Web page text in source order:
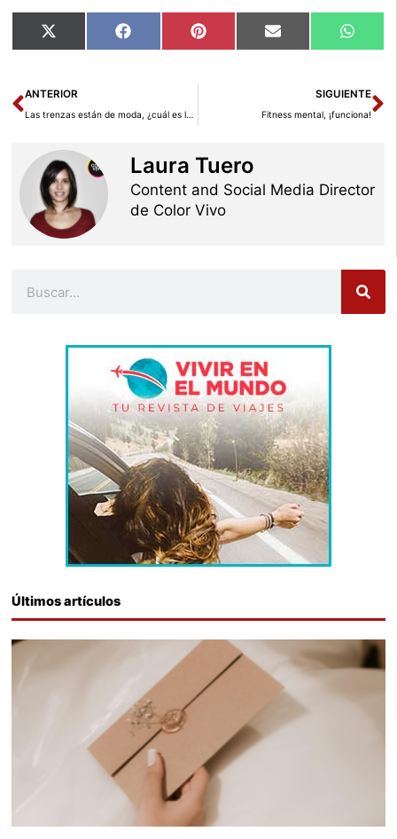
Compartir
en
X
(Twitter)
Compartir
en
Facebook Compartir
en
Pinterest Compartir
en
Email
en
Ant
ANTERIOR
Las trenzas están de moda, ¿cuál es la tuya?
SIGUIENTE
Fitness mental, ¡funciona!
Laura Tuero
Content and Social Media Director
de Color Vivo
Últimos artículos